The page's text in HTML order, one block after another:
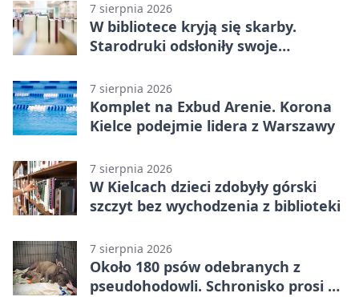
7 sierpnia 2026
W bibliotece kryją się skarby.
Starodruki odsłoniły swoje
7 sierpnia 2026
Komplet na Exbud Arenie. Korona
Kielce podejmie lidera z Warszawy
7 sierpnia 2026
W Kielcach dzieci zdobyły górski
szczyt bez wychodzenia z biblioteki
7 sierpnia 2026
Około 180 psów odebranych z
pseudohodowli. Schronisko prosi o